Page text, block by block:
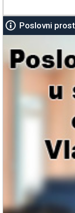
Poslovni